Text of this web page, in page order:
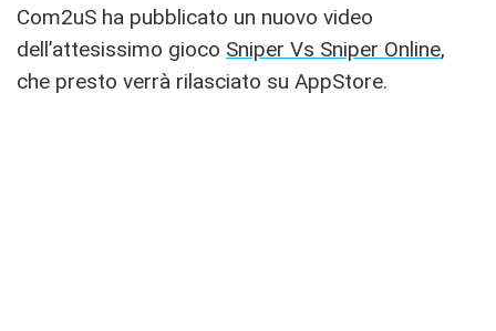
Com2uS ha pubblicato un nuovo video
dell’attesissimo gioco Sniper Vs Sniper Online,
che presto verrà rilasciato su AppStore.